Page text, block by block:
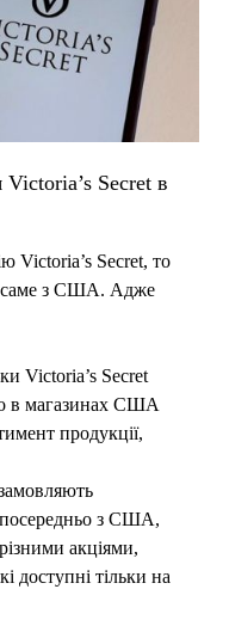
Secret в
Victoria’s Secret, то
саме з США. Адже
Victoria’s Secret
в магазинах США
продукції,
з США,
акціями,
доступні тільки на